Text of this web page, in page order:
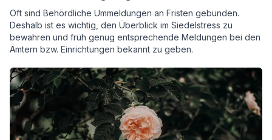
Oft sind Behördliche Ummeldungen an Fristen gebunden.
Deshalb ist es wichtig, den Überblick im Siedelstress zu
bewahren und früh genug entsprechende Meldungen bei den
Ämtern bzw. Einrichtungen bekannt zu geben.